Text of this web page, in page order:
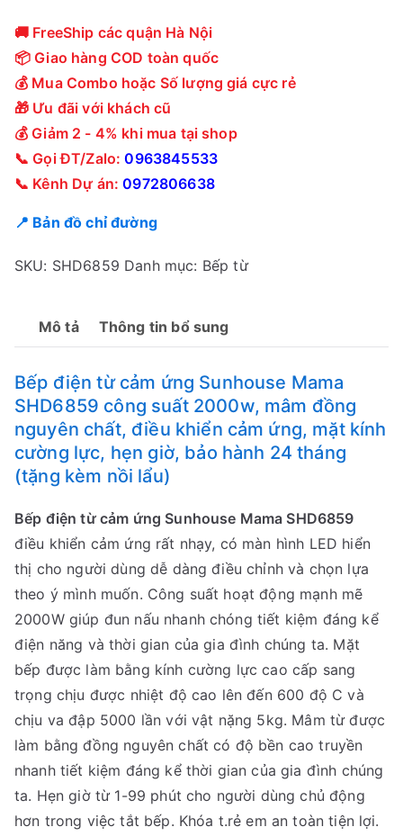
🚚 FreeShip các quận Hà Nội
📦 Giao hàng COD toàn quốc
💰 Mua Combo hoặc Số lượng giá cực rẻ
🎁 Ưu đãi với khách cũ
💰 Giảm 2 - 4% khi mua tại shop
📞 Gọi ĐT/Zalo:0963845533
📞 Kênh Dự án:0972806638
📍 Bản đồ chỉ đường
SKU: SHD6859 Danh mục: Bếp từ
Mô tả Thông tin bổ sung
Bếp điện từ cảm ứng Sunhouse Mama
SHD6859 công suất 2000w, mâm đồng
nguyên chất, điều khiển cảm ứng, mặt kính
cường lực, hẹn giờ, bảo hành 24 tháng
(tặng kèm nồi lẩu)
Bếp điện từ cảm ứng Sunhouse Mama SHD6859
điều khiển cảm ứng rất nhạy, có màn hình LED hiển
thị cho người dùng dễ dàng điều chỉnh và chọn lựa
theo ý mình muốn. Công suất hoạt động mạnh mẽ
2000W giúp đun nấu nhanh chóng tiết kiệm đáng kể
điện năng và thời gian của gia đình chúng ta. Mặt
bếp được làm bằng kính cường lực cao cấp sang
trọng chịu được nhiệt độ cao lên đến 600 độ C và
chịu va đập 5000 lần với vật nặng 5kg. Mâm từ được
làm bằng đồng nguyên chất có độ bền cao truyền
nhanh tiết kiệm đáng kể thời gian của gia đình chúng
ta. Hẹn giờ từ 1-99 phút cho người dùng chủ động
hơn trong việc tắt bếp. Khóa t.rẻ em an toàn tiện lợi.